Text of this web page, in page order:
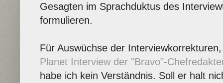
Gesagten im Sprachduktus des
formulieren.
Für Auswüchse der
Planet Interview der "Bravo"-
habe ich kein Verständnis. Soll er halt